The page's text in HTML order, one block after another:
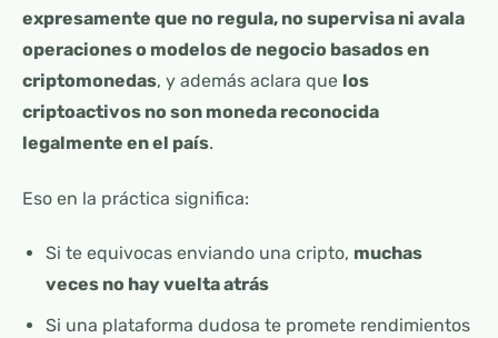
expresamente que no regula, no supervisa ni avala
operaciones o modelos de negocio basados en
criptomonedas, y además aclara que los
criptoactivos no son moneda reconocida
legalmente en el país.
Eso en la práctica significa:
Si te equivocas enviando una cripto, muchas
veces no hay vuelta atrás
Si una plataforma dudosa te promete rendimientos